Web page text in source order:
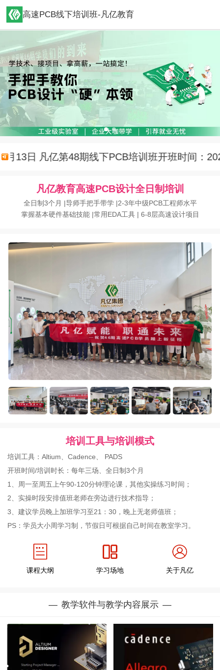
高速PCB线下培训班-凡亿教育
13日 凡亿第48期线下PCB培训班开班时间：2025
凡亿教育高速PCB设计全日制培训
全日制3个月 |导师手把手带学 |2-3年中级PCB工程师水平
掌握基本硬件基础技能 |常用EDA工具 | 6-8层高速设计项目
培训工具与培训模式
培训工具：Altium、Cadence、 PADS
开班时间/培训时长：每年三场、全日制3个月
1、周一至周五上午90-120分钟理论课，其他实操练习时间；
2、实操时段安排值班老师在旁边进行技术指导；
3、建议学员晚上加班学习至21：30，晚上无老师值班；
PS：学员大小周学习制，节假日可根据自己时间在教室学习。
课程大纲 学习场地 关于凡亿
教学软件与教学内容展示